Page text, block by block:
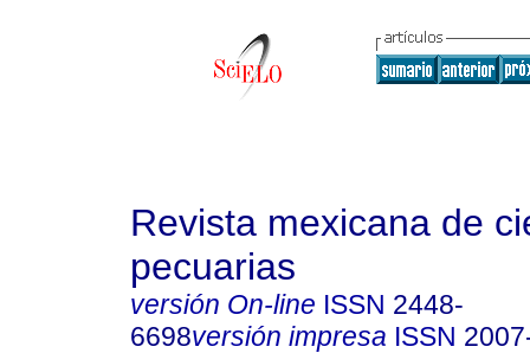
Revista mexicana de
pecuarias
versión On-line ISSN 2448-
6698versión impresa ISSN